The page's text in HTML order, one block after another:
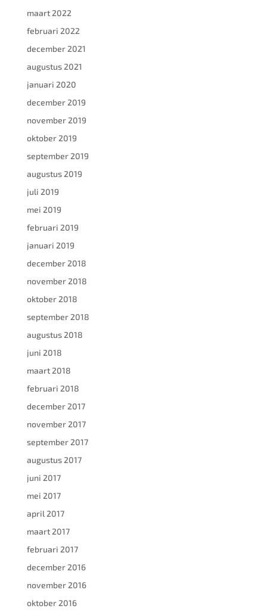
maart 2022
februari 2022
december 2021
augustus 2021
januari 2020
december 2019
november 2019
oktober 2019
september 2019
augustus 2019
juli 2019
mei 2019
februari 2019
januari 2019
december 2018
november 2018
oktober 2018
september 2018
augustus 2018
juni 2018
maart 2018
februari 2018
december 2017
november 2017
september 2017
augustus 2017
juni 2017
mei 2017
april 2017
maart 2017
februari 2017
december 2016
november 2016
oktober 2016